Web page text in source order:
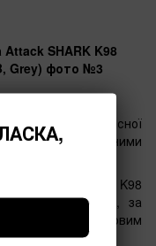
для сумісної
мобільними
Attack SHARK K98
через Bluetooth, за
2.4 ГГц та дротовим